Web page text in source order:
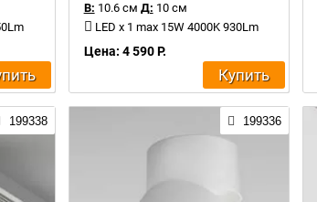
В: 10.6 см Д: 10 см
LED x 1 max 15W 4000K 930Lm
Цена: 4 590 Р.
Купить
199338 199336